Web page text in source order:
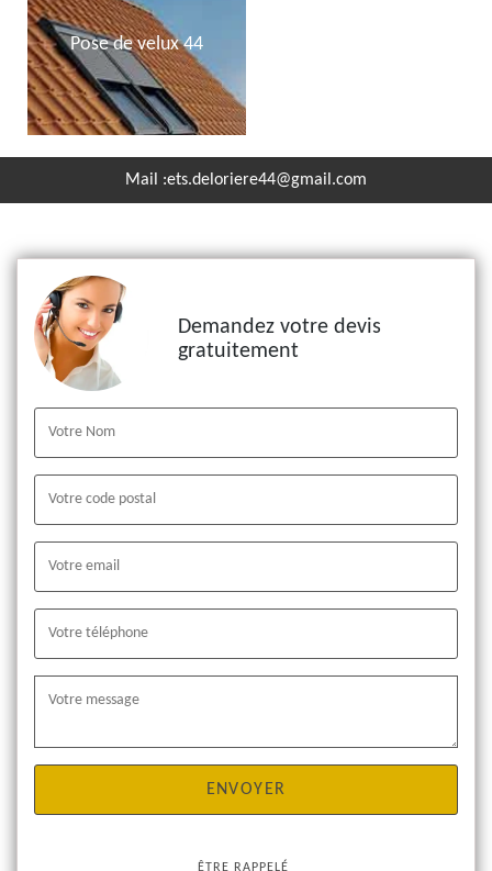
Pose de velux 44
Mail :ets.deloriere44@gmail.com
Demandez votre devis
gratuitement
ÊTRE RAPPELÉ